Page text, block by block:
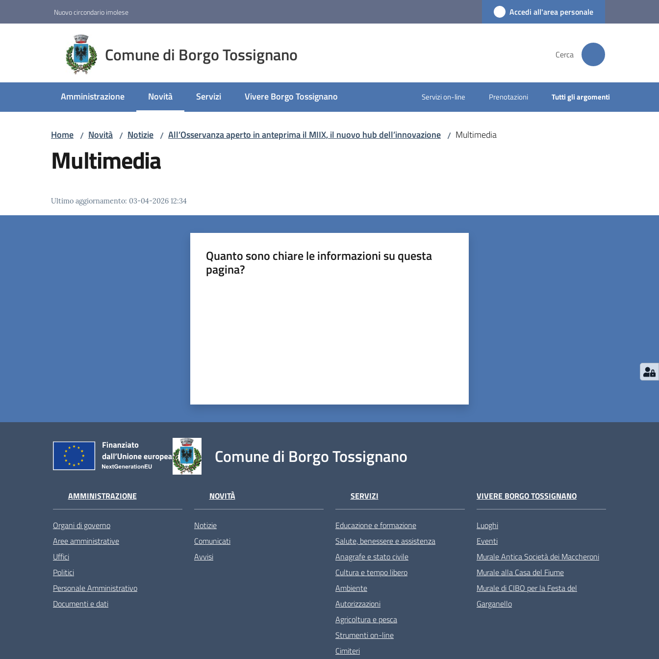
Nuovo circondario imolese Accedi all'area personale
Comune di Borgo Tossignano Cerca
Amministrazione Novità
Menu selezionato
Servizi Vivere Borgo Tossignano Servizi on-line Prenotazioni Tutti gli argomenti
Home / Novità / Notizie / All’Osservanza aperto in anteprima il MIIX, il nuovo hub dell’innovazione / Multimedia
Multimedia
Ultimo aggiornamento: 03-04-2026 12:34
Quanto sono chiare le informazioni su questa
pagina?
Comune di Borgo Tossignano
AMMINISTRAZIONE
Organi di governo
Aree amministrative
Uffici
Politici
Personale Amministrativo
Documenti e dati
NOVITÀ
Notizie
Comunicati
Avvisi
SERVIZI
Educazione e formazione
Salute, benessere e assistenza
Anagrafe e stato civile
Cultura e tempo libero
Ambiente
Autorizzazioni
Agricoltura e pesca
Strumenti on-line
Cimiteri
VIVERE BORGO TOSSIGNANO
Luoghi
Eventi
Murale Antica Società dei Maccheroni
Murale alla Casa del Fiume
Murale di CIBO per la Festa del
Garganello